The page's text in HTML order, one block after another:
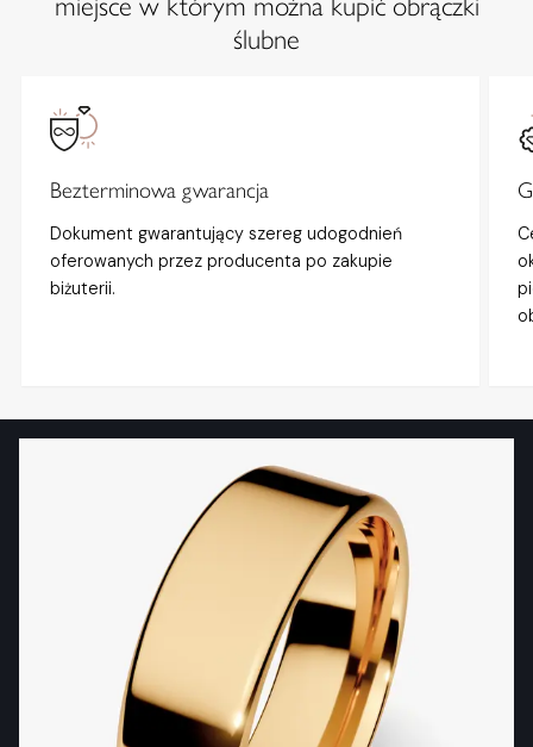
ślubne
Bezterminowa gwarancja
Dokument gwarantujący szereg udogodnień
oferowanych przez producenta po zakupie
biżuterii.